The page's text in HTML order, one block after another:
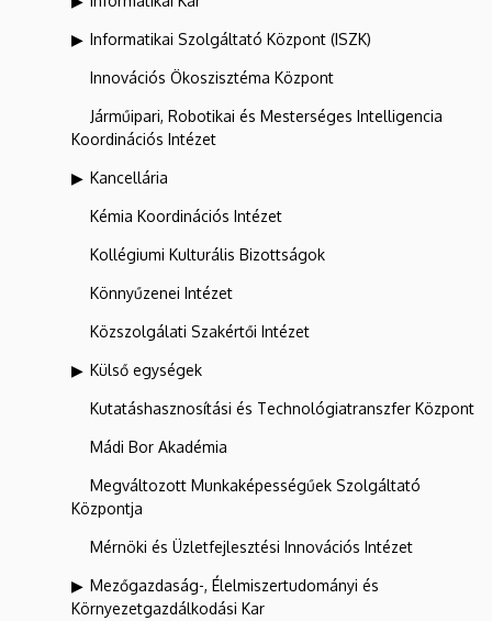
Informatikai Szolgáltató Központ (ISZK)
Innovációs Ökoszisztéma Központ
Járműipari, Robotikai és Mesterséges Intelligencia
Koordinációs Intézet
Kancellária
Kémia Koordinációs Intézet
Kollégiumi Kulturális Bizottságok
Könnyűzenei Intézet
Közszolgálati Szakértői Intézet
Külső egységek
Kutatáshasznosítási és Technológiatranszfer Központ
Mádi Bor Akadémia
Megváltozott Munkaképességűek Szolgáltató
Központja
Mérnöki és Üzletfejlesztési Innovációs Intézet
Mezőgazdaság-, Élelmiszertudományi és
Környezetgazdálkodási Kar